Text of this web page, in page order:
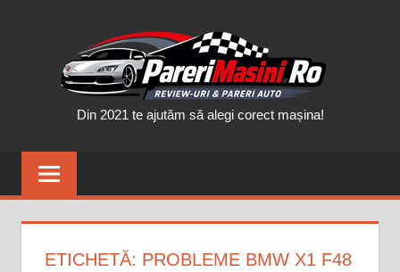
Din 2021 te ajutăm să alegi corect mașina!
ETICHETĂ: PROBLEME BMW X1 F48